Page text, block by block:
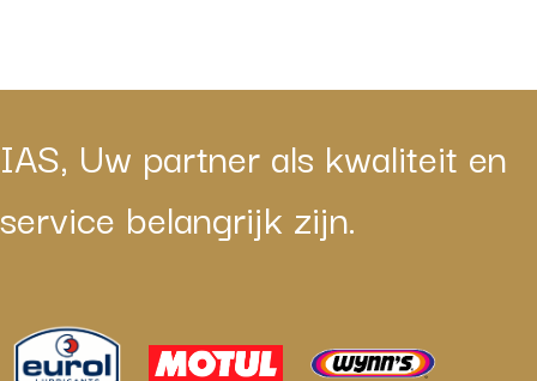
IAS, Uw partner als kwaliteit en
service belangrijk zijn.